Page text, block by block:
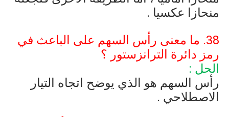
منحازا عكسيا .
38. ما معنى رأس السهم على الباعث في
رمز دائرة الترانزستور ؟
الحل :
رأس السهم هو الذي يوضح اتجاه التيار
الاصطلاحي .